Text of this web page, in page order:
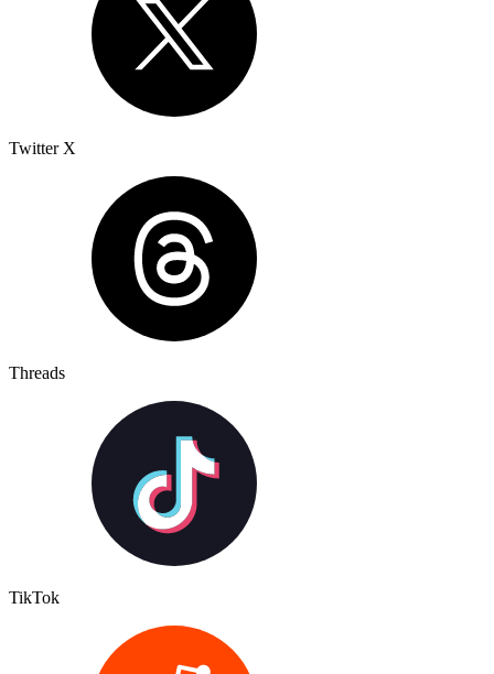
Twitter X
Threads
TikTok